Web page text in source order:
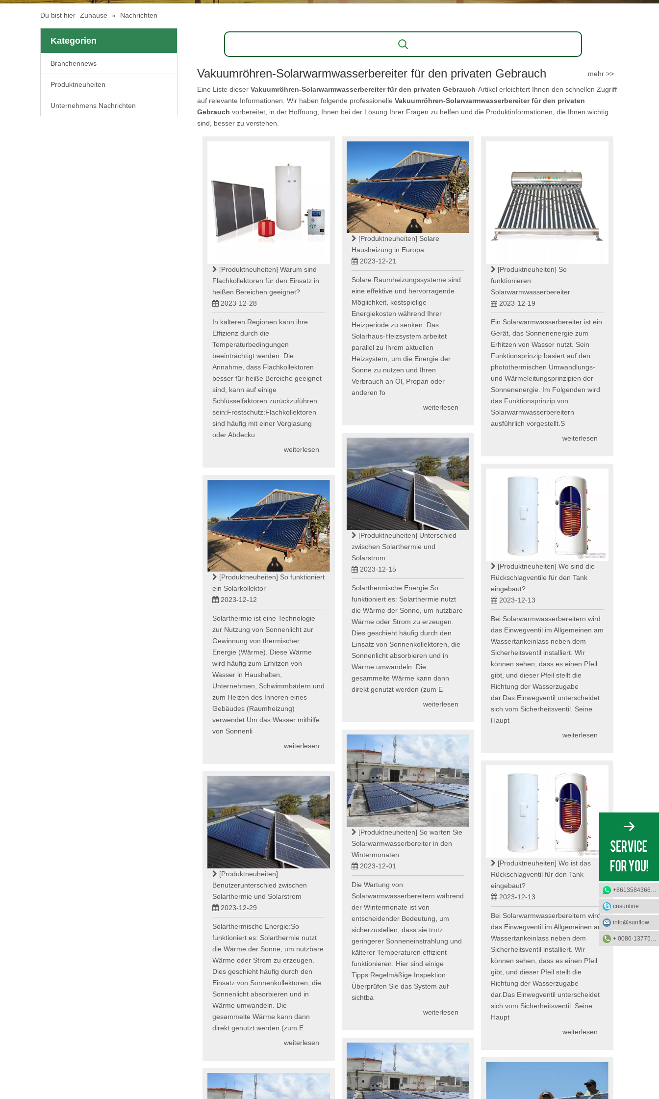
Du bist hier Zuhause » Nachrichten
Kategorien
Branchennews
Produktneuheiten
Unternehmens Nachrichten
Vakuumröhren-Solarwarmwasserbereiter für den privaten Gebrauch mehr >>
Eine Liste dieser Vakuumröhren-Solarwarmwasserbereiter für den privaten Gebrauch-Artikel erleichtert Ihnen den schnellen Zugriff
auf relevante Informationen. Wir haben folgende professionelle Vakuumröhren-Solarwarmwasserbereiter für den privaten
Gebrauch vorbereitet, in der Hoffnung, Ihnen bei der Lösung Ihrer Fragen zu helfen und die Produktinformationen, die Ihnen wichtig
sind, besser zu verstehen.
[Produktneuheiten] Warum sind
Flachkollektoren für den Einsatz in
heißen Bereichen geeignet?
2023-12-28
In kälteren Regionen kann ihre
Effizienz durch die
Temperaturbedingungen
beeinträchtigt werden. Die
Annahme, dass Flachkollektoren
besser für heiße Bereiche geeignet
sind, kann auf einige
Schlüsselfaktoren zurückzuführen
sein:Frostschutz:Flachkollektoren
sind häufig mit einer Verglasung
oder Abdecku
weiterlesen
[Produktneuheiten] Solare
Hausheizung in Europa
2023-12-21
Solare Raumheizungssysteme sind
eine effektive und hervorragende
Möglichkeit, kostspielige
Energiekosten während Ihrer
Heizperiode zu senken. Das
Solarhaus-Heizsystem arbeitet
parallel zu Ihrem aktuellen
Heizsystem, um die Energie der
Sonne zu nutzen und Ihren
Verbrauch an Öl, Propan oder
anderen fo
weiterlesen
[Produktneuheiten] So
funktionieren
Solarwarmwasserbereiter
2023-12-19
Ein Solarwarmwasserbereiter ist ein
Gerät, das Sonnenenergie zum
Erhitzen von Wasser nutzt. Sein
Funktionsprinzip basiert auf den
photothermischen Umwandlungs-
und Wärmeleitungsprinzipien der
Sonnenenergie. Im Folgenden wird
das Funktionsprinzip von
Solarwarmwasserbereitern
ausführlich vorgestellt.S
weiterlesen
[Produktneuheiten] Unterschied
zwischen Solarthermie und
Solarstrom
2023-12-15
Solarthermische Energie:So
funktioniert es: Solarthermie nutzt
die Wärme der Sonne, um nutzbare
Wärme oder Strom zu erzeugen.
Dies geschieht häufig durch den
Einsatz von Sonnenkollektoren, die
Sonnenlicht absorbieren und in
Wärme umwandeln. Die
gesammelte Wärme kann dann
direkt genutzt werden (zum E
weiterlesen
[Produktneuheiten] Wo sind die
Rückschlagventile für den Tank
eingebaut?
2023-12-13
Bei Solarwarmwasserbereitern wird
das Einwegventil im Allgemeinen am
Wassertankeinlass neben dem
Sicherheitsventil installiert. Wir
können sehen, dass es einen Pfeil
gibt, und dieser Pfeil stellt die
Richtung der Wasserzugabe
dar.Das Einwegventil unterscheidet
sich vom Sicherheitsventil. Seine
Haupt
weiterlesen
[Produktneuheiten] So funktioniert
ein Solarkollektor
2023-12-12
Solarthermie ist eine Technologie
zur Nutzung von Sonnenlicht zur
Gewinnung von thermischer
Energie (Wärme). Diese Wärme
wird häufig zum Erhitzen von
Wasser in Haushalten,
Unternehmen, Schwimmbädern und
zum Heizen des Inneren eines
Gebäudes (Raumheizung)
verwendet.Um das Wasser mithilfe
von Sonnenli
weiterlesen
[Produktneuheiten] So warten Sie
Solarwarmwasserbereiter in den
Wintermonaten
2023-12-01
Die Wartung von
Solarwarmwasserbereitern während
der Wintermonate ist von
entscheidender Bedeutung, um
sicherzustellen, dass sie trotz
geringerer Sonneneinstrahlung und
kälterer Temperaturen effizient
funktionieren. Hier sind einige
Tipps:Regelmäßige Inspektion:
Überprüfen Sie das System auf
sichtba
weiterlesen
[Produktneuheiten] Wo ist das
Rückschlagventil für den Tank
eingebaut?
2023-12-13
Bei Solarwarmwasserbereitern wird
das Einwegventil im Allgemeinen am
Wassertankeinlass neben dem
Sicherheitsventil installiert. Wir
können sehen, dass es einen Pfeil
gibt, und dieser Pfeil stellt die
Richtung der Wasserzugabe
dar.Das Einwegventil unterscheidet
sich vom Sicherheitsventil. Seine
Haupt
weiterlesen
[Produktneuheiten]
Benutzerunterschied zwischen
Solarthermie und Solarstrom
2023-12-29
Solarthermische Energie:So
funktioniert es: Solarthermie nutzt
die Wärme der Sonne, um nutzbare
Wärme oder Strom zu erzeugen.
Dies geschieht häufig durch den
Einsatz von Sonnenkollektoren, die
Sonnenlicht absorbieren und in
Wärme umwandeln. Die
gesammelte Wärme kann dann
direkt genutzt werden (zum E
weiterlesen
+8613584366733
cnsunline
info@sunflower-solar.com
+ 0086-13775232023